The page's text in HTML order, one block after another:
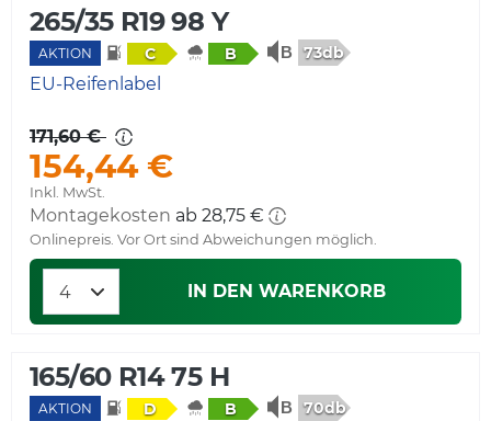
265/35 R19 98 Y
AKTION C B 73db
EU-Reifenlabel
171,60 €
154,44 €
Inkl. MwSt.
Montagekosten ab 28,75 €
Onlinepreis. Vor Ort sind Abweichungen möglich.
IN DEN WARENKORB
165/60 R14 75 H
AKTION D B 70db